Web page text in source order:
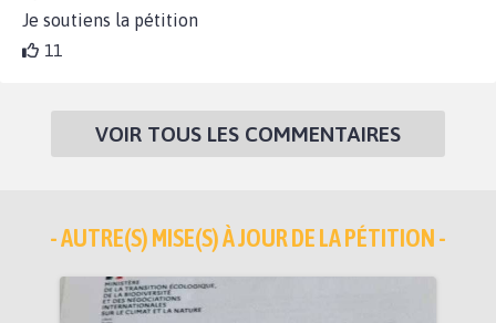
Je soutiens la pétition
11
VOIR TOUS LES COMMENTAIRES
- AUTRE(S) MISE(S) À JOUR DE LA PÉTITION -